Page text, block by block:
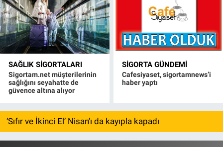
SAĞLIK SIGORTALARI
Sigortam.net müşterilerinin
sağlığını seyahatte de
güvence altına alıyor
SIGORTA GÜNDEMI
Cafesiyaset, sigortamnews’i
haber yaptı
‘Sıfır ve İkinci El’ Nisan’ı da kayıpla kapadı